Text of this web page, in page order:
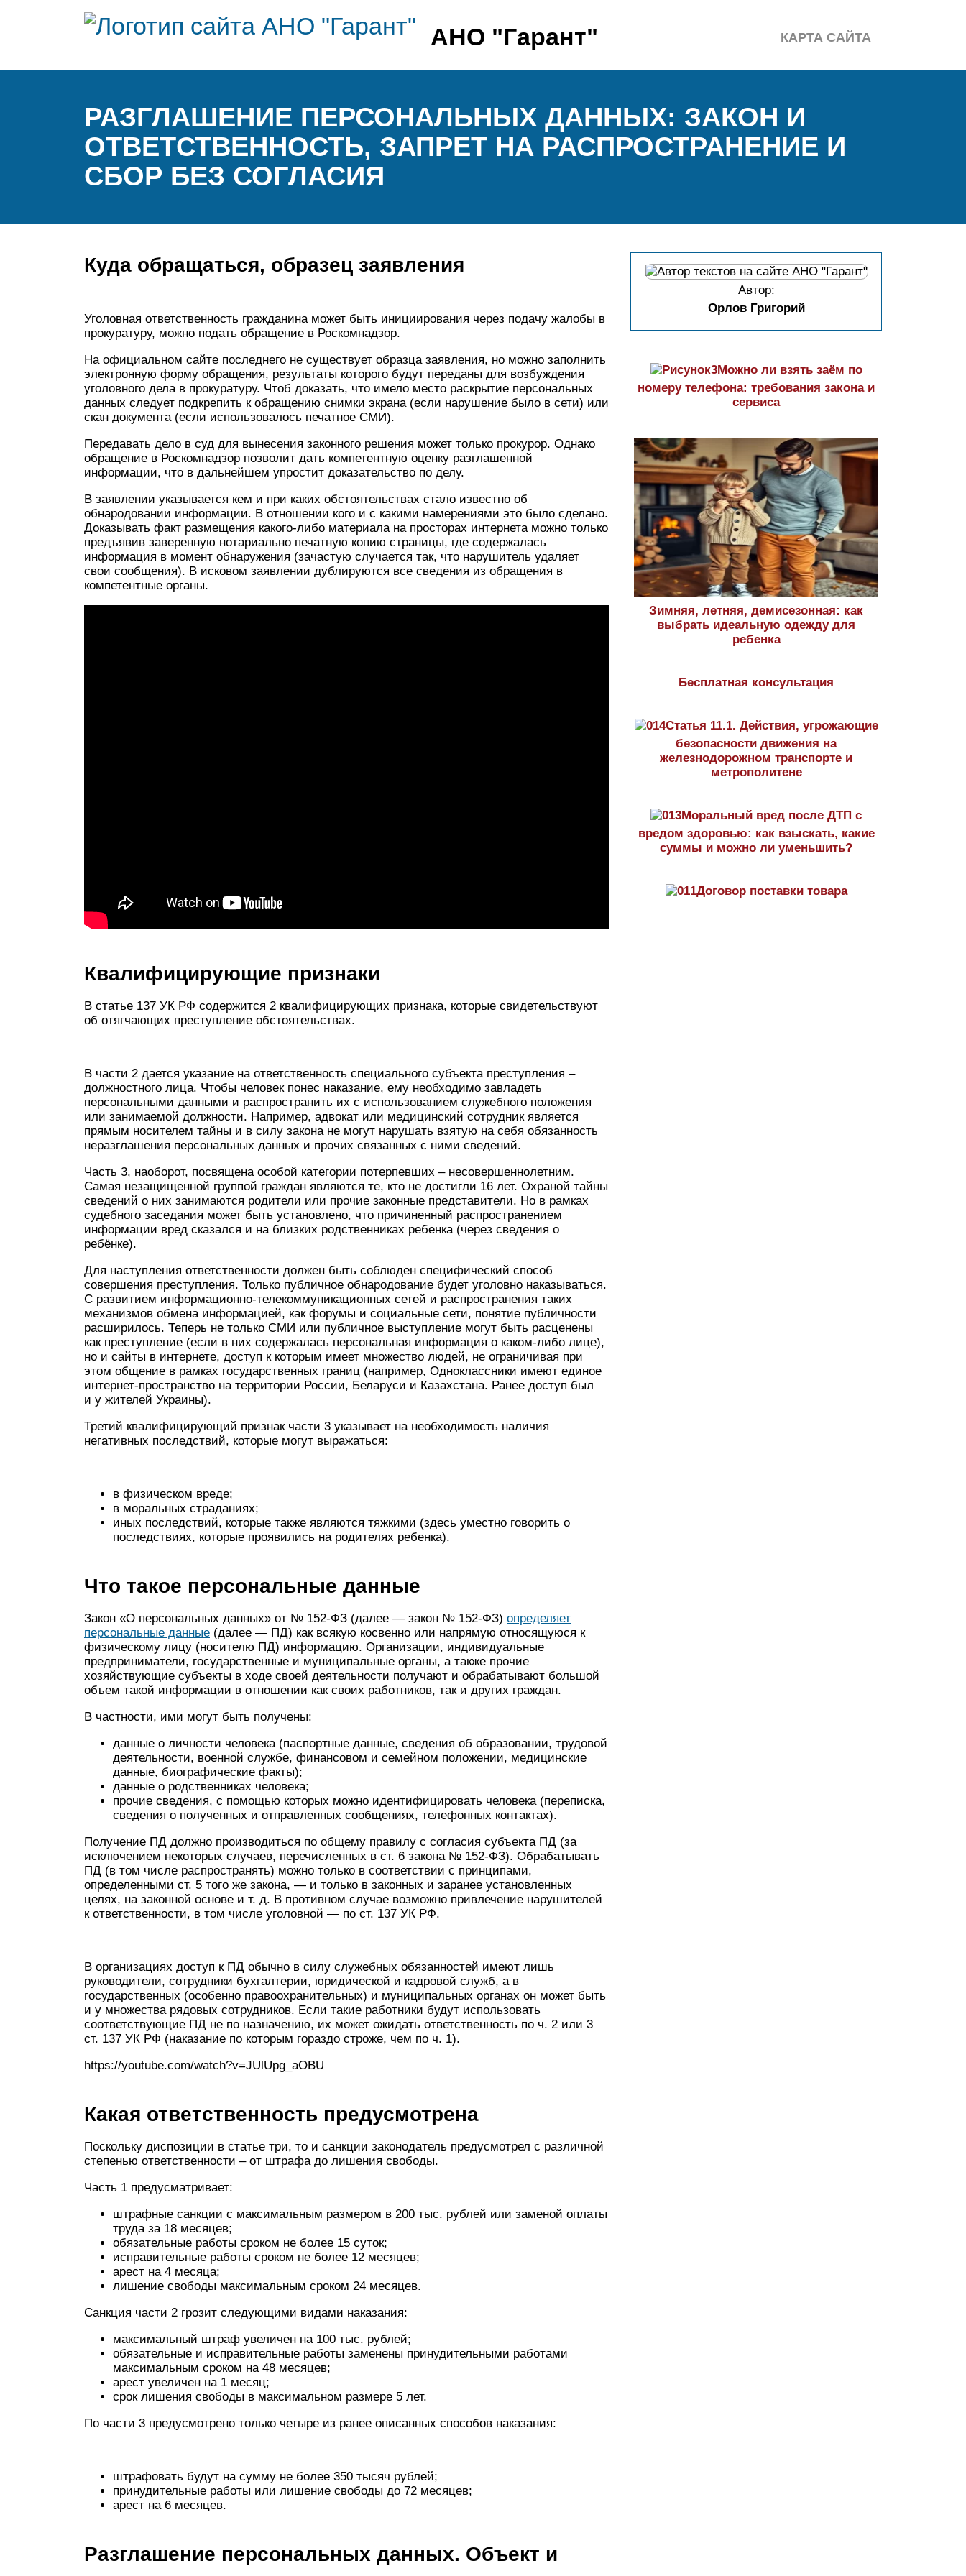
АНО "Гарант" КАРТА САЙТА
РАЗГЛАШЕНИЕ ПЕРСОНАЛЬНЫХ ДАННЫХ: ЗАКОН И
ОТВЕТСТВЕННОСТЬ, ЗАПРЕТ НА РАСПРОСТРАНЕНИЕ И
СБОР БЕЗ СОГЛАСИЯ
Куда обращаться, образец заявления
Уголовная ответственность гражданина может быть инициирования через подачу жалобы в
прокуратуру, можно подать обращение в Роскомнадзор.
На официальном сайте последнего не существует образца заявления, но можно заполнить
электронную форму обращения, результаты которого будут переданы для возбуждения
уголовного дела в прокуратуру. Чтоб доказать, что имело место раскрытие персональных
данных следует подкрепить к обращению снимки экрана (если нарушение было в сети) или
скан документа (если использовалось печатное СМИ).
Передавать дело в суд для вынесения законного решения может только прокурор. Однако
обращение в Роскомнадзор позволит дать компетентную оценку разглашенной
информации, что в дальнейшем упростит доказательство по делу.
В заявлении указывается кем и при каких обстоятельствах стало известно об
обнародовании информации. В отношении кого и с какими намерениями это было сделано.
Доказывать факт размещения какого-либо материала на просторах интернета можно только
предъявив заверенную нотариально печатную копию страницы, где содержалась
информация в момент обнаружения (зачастую случается так, что нарушитель удаляет
свои сообщения). В исковом заявлении дублируются все сведения из обращения в
компетентные органы.
Квалифицирующие признаки
В статье 137 УК РФ содержится 2 квалифицирующих признака, которые свидетельствуют
об отягчающих преступление обстоятельствах.
В части 2 дается указание на ответственность специального субъекта преступления –
должностного лица. Чтобы человек понес наказание, ему необходимо завладеть
персональными данными и распространить их с использованием служебного положения
или занимаемой должности. Например, адвокат или медицинский сотрудник является
прямым носителем тайны и в силу закона не могут нарушать взятую на себя обязанность
неразглашения персональных данных и прочих связанных с ними сведений.
Часть 3, наоборот, посвящена особой категории потерпевших – несовершеннолетним.
Самая незащищенной группой граждан являются те, кто не достигли 16 лет. Охраной тайны
сведений о них занимаются родители или прочие законные представители. Но в рамках
судебного заседания может быть установлено, что причиненный распространением
информации вред сказался и на близких родственниках ребенка (через сведения о
ребёнке).
Для наступления ответственности должен быть соблюден специфический способ
совершения преступления. Только публичное обнародование будет уголовно наказываться.
С развитием информационно-телекоммуникационных сетей и распространения таких
механизмов обмена информацией, как форумы и социальные сети, понятие публичности
расширилось. Теперь не только СМИ или публичное выступление могут быть расценены
как преступление (если в них содержалась персональная информация о каком-либо лице),
но и сайты в интернете, доступ к которым имеет множество людей, не ограничивая при
этом общение в рамках государственных границ (например, Одноклассники имеют единое
интернет-пространство на территории России, Беларуси и Казахстана. Ранее доступ был
и у жителей Украины).
Третий квалифицирующий признак части 3 указывает на необходимость наличия
негативных последствий, которые могут выражаться:
в физическом вреде;
в моральных страданиях;
иных последствий, которые также являются тяжкими (здесь уместно говорить о
последствиях, которые проявились на родителях ребенка).
Что такое персональные данные
Закон «О персональных данных» от № 152-ФЗ (далее — закон № 152-ФЗ) определяет
персональные данные (далее — ПД) как всякую косвенно или напрямую относящуюся к
физическому лицу (носителю ПД) информацию. Организации, индивидуальные
предприниматели, государственные и муниципальные органы, а также прочие
хозяйствующие субъекты в ходе своей деятельности получают и обрабатывают большой
объем такой информации в отношении как своих работников, так и других граждан.
В частности, ими могут быть получены:
данные о личности человека (паспортные данные, сведения об образовании, трудовой
деятельности, военной службе, финансовом и семейном положении, медицинские
данные, биографические факты);
данные о родственниках человека;
прочие сведения, с помощью которых можно идентифицировать человека (переписка,
сведения о полученных и отправленных сообщениях, телефонных контактах).
Получение ПД должно производиться по общему правилу с согласия субъекта ПД (за
исключением некоторых случаев, перечисленных в ст. 6 закона № 152-ФЗ). Обрабатывать
ПД (в том числе распространять) можно только в соответствии с принципами,
определенными ст. 5 того же закона, — и только в законных и заранее установленных
целях, на законной основе и т. д. В противном случае возможно привлечение нарушителей
к ответственности, в том числе уголовной — по ст. 137 УК РФ.
В организациях доступ к ПД обычно в силу служебных обязанностей имеют лишь
руководители, сотрудники бухгалтерии, юридической и кадровой служб, а в
государственных (особенно правоохранительных) и муниципальных органах он может быть
и у множества рядовых сотрудников. Если такие работники будут использовать
соответствующие ПД не по назначению, их может ожидать ответственность по ч. 2 или 3
ст. 137 УК РФ (наказание по которым гораздо строже, чем по ч. 1).
https://youtube.com/watch?v=JUlUpg_aOBU
Какая ответственность предусмотрена
Поскольку диспозиции в статье три, то и санкции законодатель предусмотрел с различной
степенью ответственности – от штрафа до лишения свободы.
Часть 1 предусматривает:
штрафные санкции с максимальным размером в 200 тыс. рублей или заменой оплаты
труда за 18 месяцев;
обязательные работы сроком не более 15 суток;
исправительные работы сроком не более 12 месяцев;
арест на 4 месяца;
лишение свободы максимальным сроком 24 месяцев.
Санкция части 2 грозит следующими видами наказания:
максимальный штраф увеличен на 100 тыс. рублей;
обязательные и исправительные работы заменены принудительными работами
максимальным сроком на 48 месяцев;
арест увеличен на 1 месяц;
срок лишения свободы в максимальном размере 5 лет.
По части 3 предусмотрено только четыре из ранее описанных способов наказания:
штрафовать будут на сумму не более 350 тысяч рублей;
принудительные работы или лишение свободы до 72 месяцев;
арест на 6 месяцев.
Разглашение персональных данных. Объект и
Автор:
Орлов Григорий
Можно ли взять заём по
номеру телефона: требования закона и
сервиса
Зимняя, летняя, демисезонная: как
выбрать идеальную одежду для
ребенка
Бесплатная консультация
Статья 11.1. Действия, угрожающие
безопасности движения на
железнодорожном транспорте и
метрополитене
Моральный вред после ДТП с
вредом здоровью: как взыскать, какие
суммы и можно ли уменьшить?
Договор поставки товара